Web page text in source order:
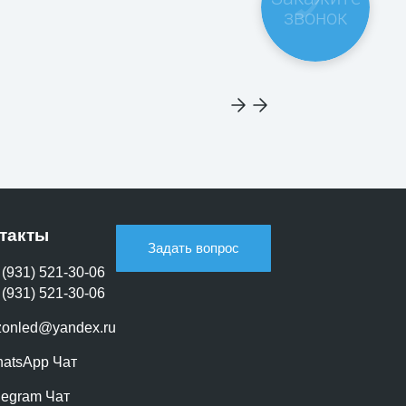
521-30-06
521-30-06
Чат
Чат
Задать вопрос
звонок